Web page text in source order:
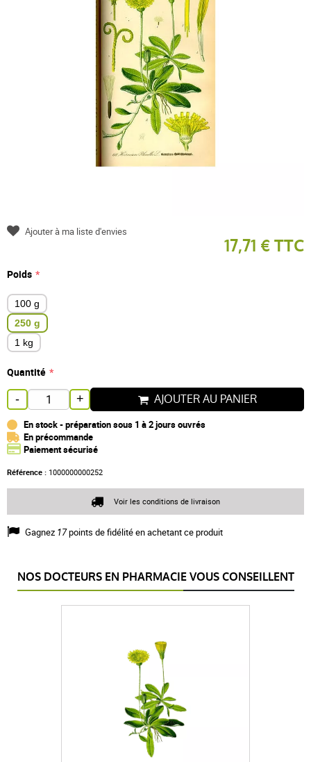
17,71 € TTC
Poids
100 g
250 g
1 kg
Quantité
- + AJOUTER AU PANIER
En stock - préparation sous 1 à 2 jours ouvrés
En précommande
Paiement sécurisé
Référence : 1000000000252
Gagnez 17points de fidélité en achetant ce produit
Ajouter à ma liste d'envies
Voir les conditions de livraison
NOS DOCTEURS EN PHARMACIE VOUS CONSEILLENT